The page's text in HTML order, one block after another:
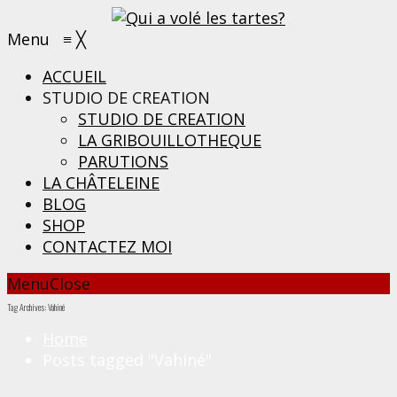
Menu ≡ ╳
ACCUEIL
STUDIO DE CREATION
STUDIO DE CREATION
LA GRIBOUILLOTHEQUE
PARUTIONS
LA CHÂTELEINE
BLOG
SHOP
CONTACTEZ MOI
MenuClose
Tag Archives: Vahiné